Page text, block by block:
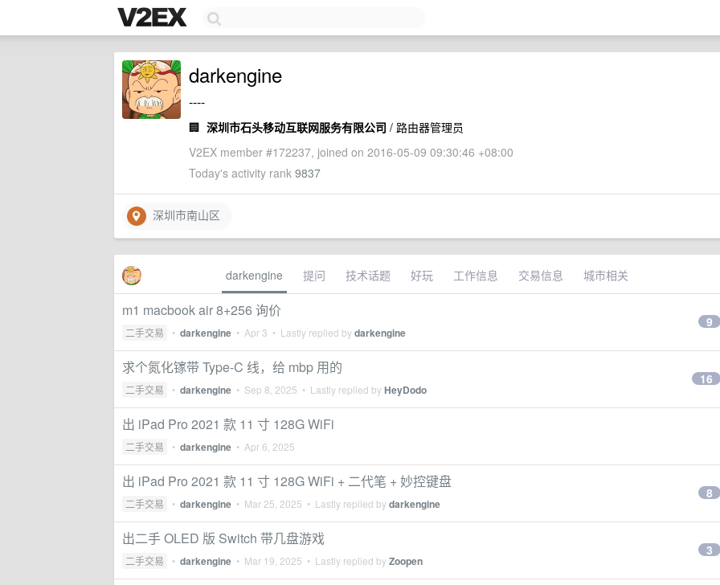
darkengine
----
🏢 深圳市石头移动互联网服务有限公司 / 路由器管理员
V2EX member #172237, joined on 2016-05-09 09:30:46 +08:00
Today's activity rank 9837
深圳市南山区
darkengine 提问 技术话题 好玩 工作信息 交易信息 城市相关
m1 macbook air 8+256 询价
二手交易 • darkengine • Apr 3 • Lastly replied bydarkengine
9
求个氮化镓带 Type-C 线，给 mbp 用的
二手交易 • darkengine • Sep 8, 2025 • Lastly replied byHeyDodo
16
出 iPad Pro 2021 款 11 寸 128G WiFi
二手交易 • darkengine • Apr 6, 2025
出 iPad Pro 2021 款 11 寸 128G WiFi + 二代笔 + 妙控键盘
二手交易 • darkengine • Mar 25, 2025 • Lastly replied bydarkengine
8
出二手 OLED 版 Switch 带几盘游戏
二手交易 • darkengine • Mar 19, 2025 • Lastly replied byZoopen
3